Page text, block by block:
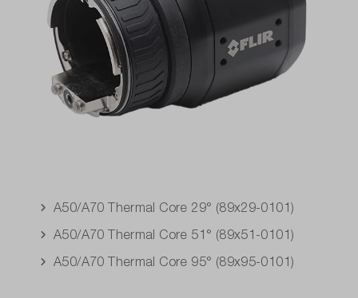
A50/A70 Thermal Core 29° (89x29-0101)
A50/A70 Thermal Core 51° (89x51-0101)
A50/A70 Thermal Core 95° (89x95-0101)